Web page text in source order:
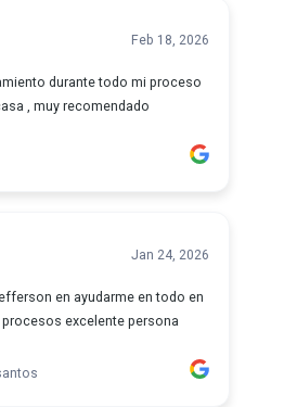
Feb 18, 2026
durante todo mi proceso
, muy recomendado
Jan 24, 2026
en ayudarme en todo en
excelente persona